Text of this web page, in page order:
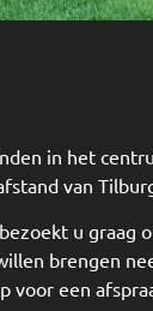
in het
van
u graag
brengen
voor een